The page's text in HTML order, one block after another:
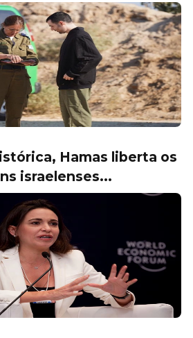
Hamas liberta os
israelenses...